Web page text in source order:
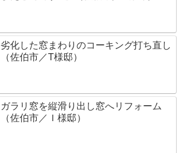
劣化した窓まわりのコーキング打ち直し
（佐伯市／T様邸）
ガラリ窓を縦滑り出し窓へリフォーム
（佐伯市／Ｉ様邸）